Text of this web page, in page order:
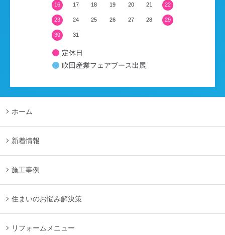
16 17 18 19 20 21 22
23 24 25 26 27 28 29
30 31
定休日
吹田産業フェアブース出展
ホーム
新着情報
施工事例
住まいのお悩み解決策
リフォームメニュー